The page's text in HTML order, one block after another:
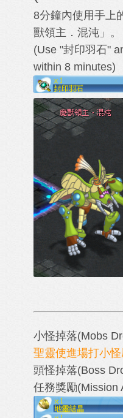
8分鐘內使用手上
獸領主．混沌」。
(Use "封印羽石"
within 8 minutes)
小怪掉落(Mobs
聖靈使進場打小
頭怪掉落(Boss
任務獎勵(Mission